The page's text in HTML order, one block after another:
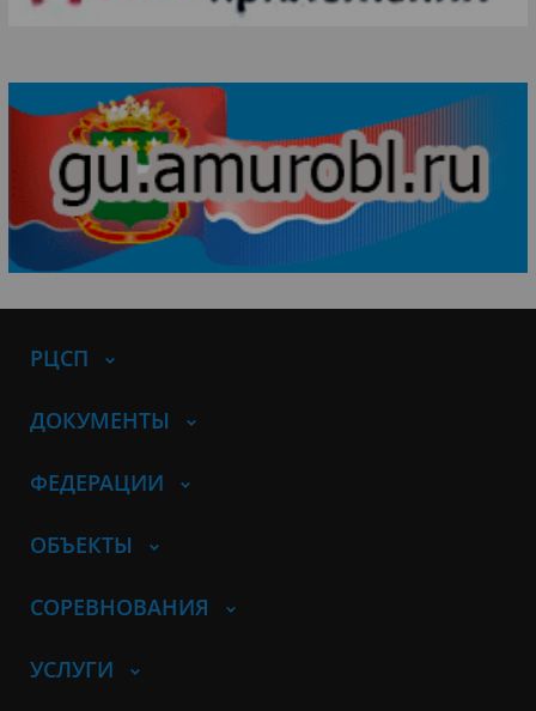
РЦСП
ДОКУМЕНТЫ
ФЕДЕРАЦИИ
ОБЪЕКТЫ
СОРЕВНОВАНИЯ
УСЛУГИ